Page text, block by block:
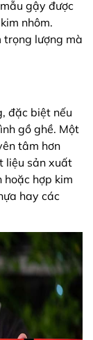
gậy được
nhôm.
trọng lượng mà
đặc biệt nếu
gồ ghề. Một
tâm hơn
liệu sản xuất
hoặc hợp kim
hay các